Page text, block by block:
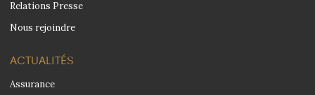
Relations Presse
Nous rejoindre
ACTUALITÉS
Assurance